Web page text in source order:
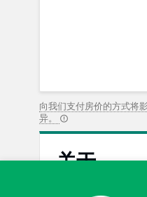
向我们支付房价的方式将
异。
关于